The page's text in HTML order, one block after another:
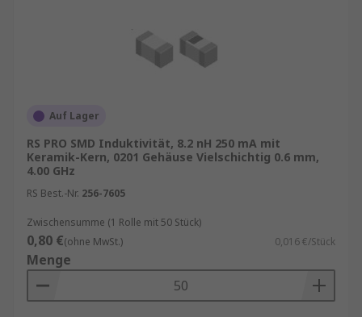
Auf Lager
RS PRO SMD Induktivität, 8.2 nH 250 mA mit
Keramik-Kern, 0201 Gehäuse Vielschichtig 0.6 mm,
4.00 GHz
RS Best.-Nr. 256-7605
Zwischensumme (1 Rolle mit 50 Stück)
0,80 €(ohne MwSt.) 0,016 €/Stück
Menge